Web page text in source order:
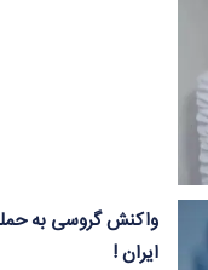
واکنش گروسی به
ایران !